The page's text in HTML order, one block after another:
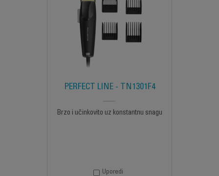
PERFECT LINE - TN1301F4
Brzo i učinkovito uz konstantnu snagu
Uporedi